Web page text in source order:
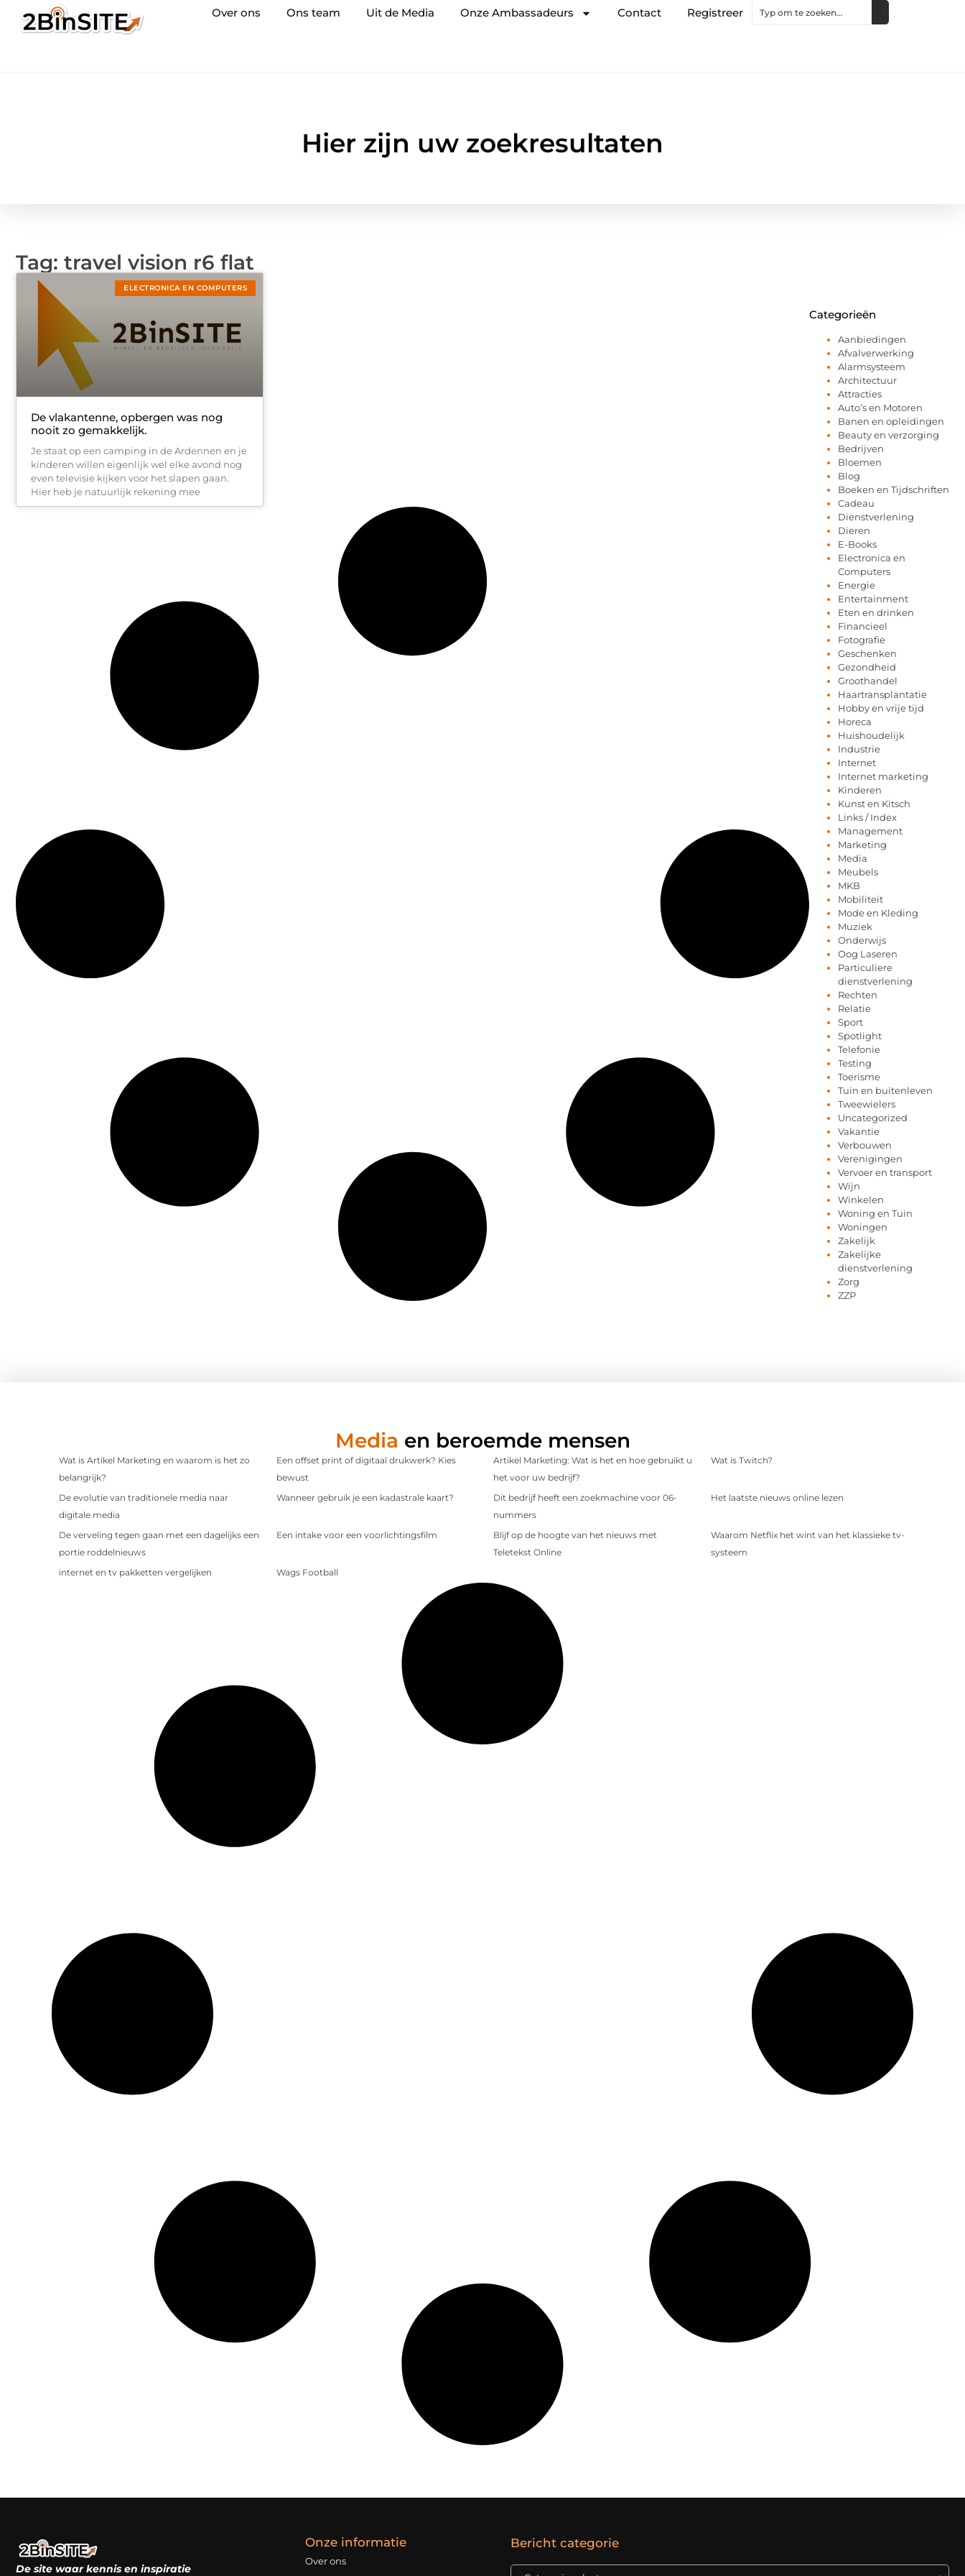
Over ons Ons team Uit de Media Onze Ambassadeurs Contact Registreer
Hier zijn uw zoekresultaten
Tag: travel vision r6 flat
ELECTRONICA EN COMPUTERS
De vlakantenne, opbergen was nog
nooit zo gemakkelijk.
Je staat op een camping in de Ardennen en je
kinderen willen eigenlijk wel elke avond nog
even televisie kijken voor het slapen gaan.
Hier heb je natuurlijk rekening mee
Categorieën
Aanbiedingen
Afvalverwerking
Alarmsysteem
Architectuur
Attracties
Auto’s en Motoren
Banen en opleidingen
Beauty en verzorging
Bedrijven
Bloemen
Blog
Boeken en Tijdschriften
Cadeau
Dienstverlening
Dieren
E-Books
Electronica en
Computers
Energie
Entertainment
Eten en drinken
Financieel
Fotografie
Geschenken
Gezondheid
Groothandel
Haartransplantatie
Hobby en vrije tijd
Horeca
Huishoudelijk
Industrie
Internet
Internet marketing
Kinderen
Kunst en Kitsch
Links / Index
Management
Marketing
Media
Meubels
MKB
Mobiliteit
Mode en Kleding
Muziek
Onderwijs
Oog Laseren
Particuliere
dienstverlening
Rechten
Relatie
Sport
Spotlight
Telefonie
Testing
Toerisme
Tuin en buitenleven
Tweewielers
Uncategorized
Vakantie
Verbouwen
Verenigingen
Vervoer en transport
Wijn
Winkelen
Woning en Tuin
Woningen
Zakelijk
Zakelijke
dienstverlening
Zorg
ZZP
Media en beroemde mensen
Wat is Artikel Marketing en waarom is het zo
belangrijk?
Een offset print of digitaal drukwerk? Kies
bewust
Artikel Marketing: Wat is het en hoe gebruikt u
het voor uw bedrijf?
Wat is Twitch?
De evolutie van traditionele media naar
digitale media
Wanneer gebruik je een kadastrale kaart?
Dit bedrijf heeft een zoekmachine voor 06-
nummers
Het laatste nieuws online lezen
De verveling tegen gaan met een dagelijks een
portie roddelnieuws
Een intake voor een voorlichtingsfilm
Blijf op de hoogte van het nieuws met
Teletekst Online
Waarom Netflix het wint van het klassieke tv-
systeem
internet en tv pakketten vergelijken
Wags Football
De site waar kennis en inspiratie
Onze informatie
Over ons
Bericht categorie